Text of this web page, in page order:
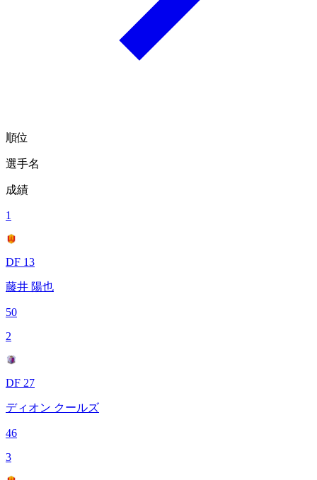
順位
選手名
成績
1
DF 13
藤井 陽也
50
2
DF 27
ディオン クールズ
46
3